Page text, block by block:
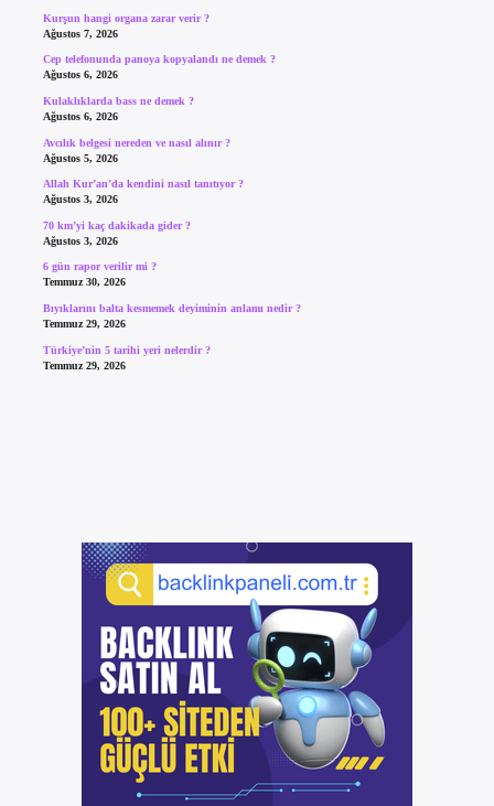
Kurşun hangi organa zarar verir ?
Ağustos 7, 2026
Cep telefonunda panoya kopyalandı ne demek ?
Ağustos 6, 2026
Kulaklıklarda bass ne demek ?
Ağustos 6, 2026
Avcılık belgesi nereden ve nasıl alınır ?
Ağustos 5, 2026
Allah Kur’an’da kendini nasıl tanıtıyor ?
Ağustos 3, 2026
70 km’yi kaç dakikada gider ?
Ağustos 3, 2026
6 gün rapor verilir mi ?
Temmuz 30, 2026
Bıyıklarını balta kesmemek deyiminin anlamı nedir ?
Temmuz 29, 2026
Türkiye’nin 5 tarihi yeri nelerdir ?
Temmuz 29, 2026